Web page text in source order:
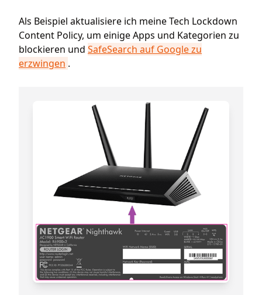
Als Beispiel aktualisiere ich meine Tech Lockdown
Content Policy, um einige Apps und Kategorien zu
blockieren und SafeSearch auf Google zu
erzwingen .